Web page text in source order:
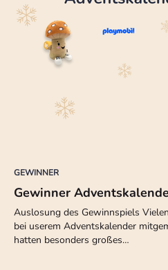
GEWINNER
Gewinner
Auslosung des Gewinnspiels
bei userem Adventskalender
hatten besonders großes…